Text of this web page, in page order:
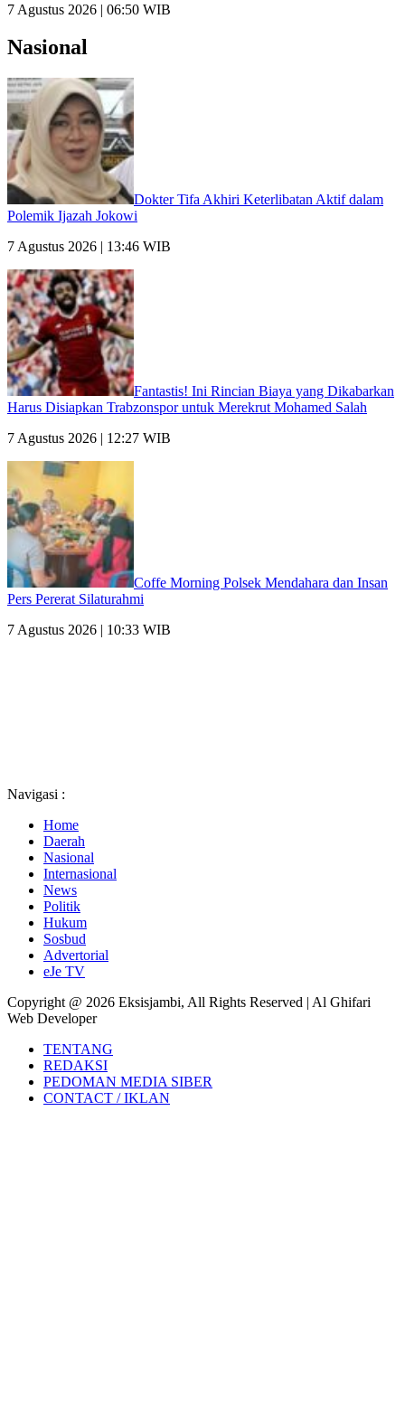
7 Agustus 2026 | 06:50 WIB
Nasional
Dokter Tifa Akhiri Keterlibatan Aktif dalam
Polemik Ijazah Jokowi
7 Agustus 2026 | 13:46 WIB
Fantastis! Ini Rincian Biaya yang Dikabarkan
Harus Disiapkan Trabzonspor untuk Merekrut Mohamed Salah
7 Agustus 2026 | 12:27 WIB
Coffe Morning Polsek Mendahara dan Insan
Pers Pererat Silaturahmi
7 Agustus 2026 | 10:33 WIB
Navigasi :
Home
Daerah
Nasional
Internasional
News
Politik
Hukum
Sosbud
Advertorial
eJe TV
Copyright @ 2026 Eksisjambi, All Rights Reserved | Al Ghifari
Web Developer
TENTANG
REDAKSI
PEDOMAN MEDIA SIBER
CONTACT / IKLAN